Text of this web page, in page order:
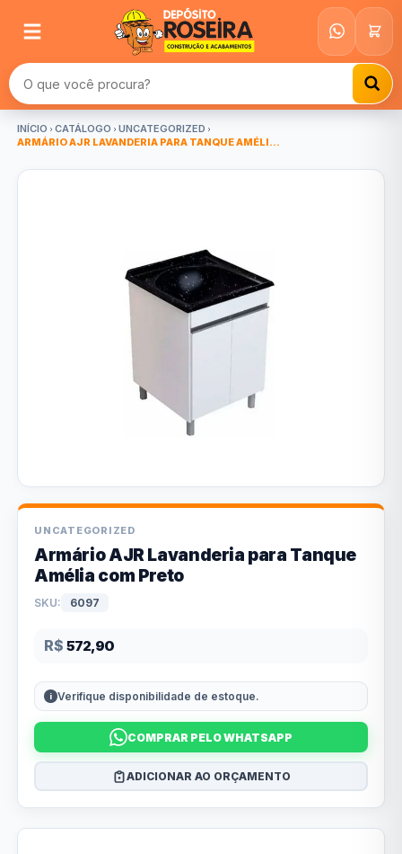
Buscar produtos
INÍCIO CATÁLOGO
UNCATEGORIZED
ARMÁRIO AJR LAVANDERIA PARA TANQUE AMÉLI...
UNCATEGORIZED
Armário AJR Lavanderia para Tanque
Amélia com Preto
SKU: 6097
R$ 572,90
Verifique disponibilidade de estoque.
COMPRAR PELO WHATSAPP
ADICIONAR AO ORÇAMENTO